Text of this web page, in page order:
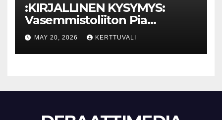
:KIRJALLINEN KYSYMYS:
Vasemmistoliiton Pia
Lohikoski: Missä viipyy Orpon
hallituksen drooniohjeistus
kunnille?
MAY 20, 2026 KERTTUVALI